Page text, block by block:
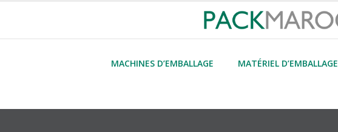
MACHINES D’EMBALLAGE MATÉRIEL D’EMBALLAGE